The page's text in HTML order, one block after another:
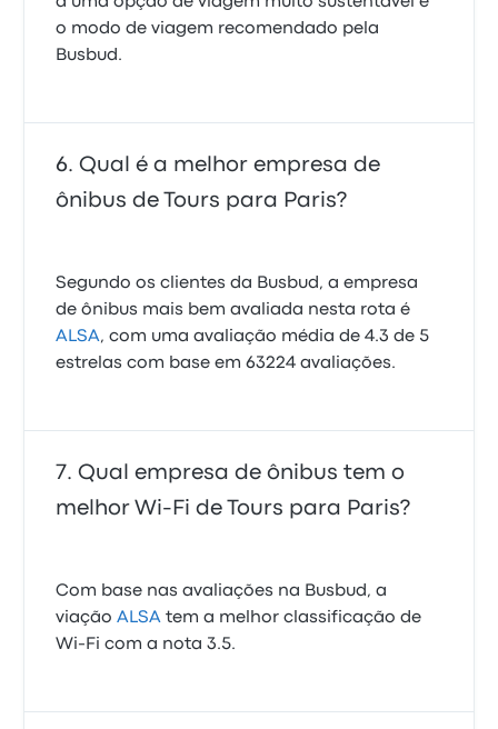
o modo de viagem recomendado pela
Busbud.
Qual é a melhor empresa de
ônibus de Tours para Paris?
Segundo os clientes da Busbud, a empresa
de ônibus mais bem avaliada nesta rota é
ALSA, com uma avaliação média de 4.3 de 5
estrelas com base em 63224 avaliações.
Qual empresa de ônibus tem o
melhor Wi-Fi de Tours para Paris?
Com base nas avaliações na Busbud, a
viaçãoALSA tem a melhor classificação de
Wi-Fi com a nota 3.5.